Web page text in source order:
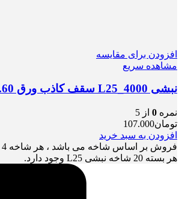
افزودن برای مقایسه
مشاهده سریع
نبشی L25_4000 سقف کاذب ورق 0.60 بال 21
نمره 0 از 5
تومان107.000
افزودن به سبد خرید
هر بسته 20 شاخه نبشی L25 وجود دارد.